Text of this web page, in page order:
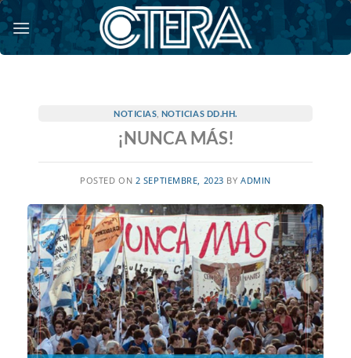
Saltar
al
contenido
NOTICIAS NOTICIAS DD.HH.
¡NUNCA MÁS!
POSTED ON 2 SEPTIEMBRE, 2023 BYADMIN